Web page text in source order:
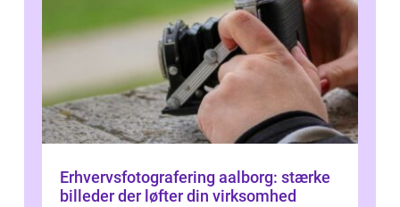
Erhvervsfotografering aalborg: stærke
billeder der løfter din virksomhed